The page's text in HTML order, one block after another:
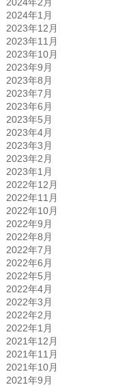
2024年1月
2023年12月
2023年11月
2023年10月
2023年9月
2023年8月
2023年7月
2023年6月
2023年5月
2023年4月
2023年3月
2023年2月
2023年1月
2022年12月
2022年11月
2022年10月
2022年9月
2022年8月
2022年7月
2022年6月
2022年5月
2022年4月
2022年3月
2022年2月
2022年1月
2021年12月
2021年11月
2021年10月
2021年9月